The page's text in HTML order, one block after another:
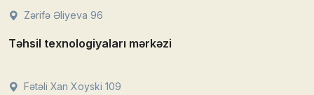
Zərifə Əliyeva 96
Təhsil texnologiyaları mərkəzi
Fətəli Xan Xoyski 109